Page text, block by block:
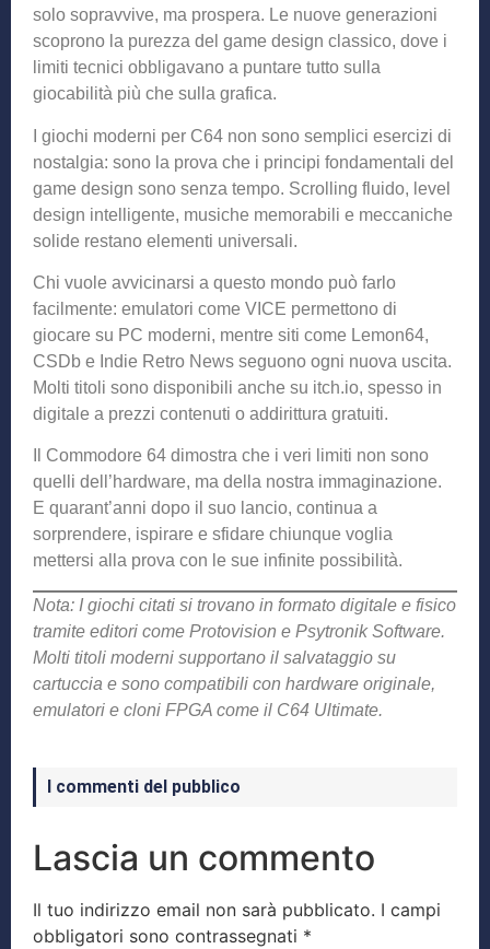
solo sopravvive, ma prospera. Le nuove generazioni
scoprono la purezza del game design classico, dove i
limiti tecnici obbligavano a puntare tutto sulla
giocabilità più che sulla grafica.
I giochi moderni per C64 non sono semplici esercizi di
nostalgia: sono la prova che i principi fondamentali del
game design sono senza tempo. Scrolling fluido, level
design intelligente, musiche memorabili e meccaniche
solide restano elementi universali.
Chi vuole avvicinarsi a questo mondo può farlo
facilmente: emulatori come VICE permettono di
giocare su PC moderni, mentre siti come Lemon64,
CSDb e Indie Retro News seguono ogni nuova uscita.
Molti titoli sono disponibili anche su itch.io, spesso in
digitale a prezzi contenuti o addirittura gratuiti.
Il Commodore 64 dimostra che i veri limiti non sono
quelli dell’hardware, ma della nostra immaginazione.
E quarant’anni dopo il suo lancio, continua a
sorprendere, ispirare e sfidare chiunque voglia
mettersi alla prova con le sue infinite possibilità.
Nota: I giochi citati si trovano in formato digitale e fisico
tramite editori come Protovision e Psytronik Software.
Molti titoli moderni supportano il salvataggio su
cartuccia e sono compatibili con hardware originale,
emulatori e cloni FPGA come il C64 Ultimate.
I commenti del pubblico
Lascia un commento
Il tuo indirizzo email non sarà pubblicato. I campi
obbligatori sono contrassegnati *